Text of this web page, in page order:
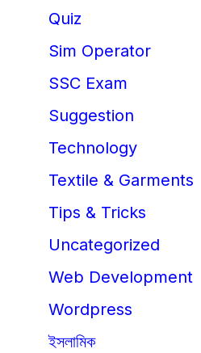
Quiz
Sim Operator
SSC Exam
Suggestion
Technology
Textile & Garments
Tips & Tricks
Uncategorized
Web Development
Wordpress
ইসলামিক